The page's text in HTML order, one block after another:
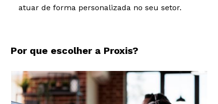
atuar de forma personalizada no seu setor.
Por que escolher a Proxis?